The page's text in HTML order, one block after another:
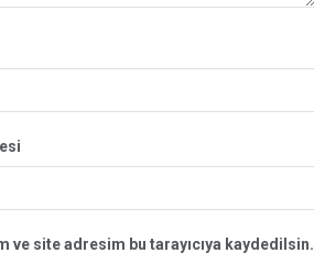
ve site adresim bu tarayıcıya kaydedilsin.